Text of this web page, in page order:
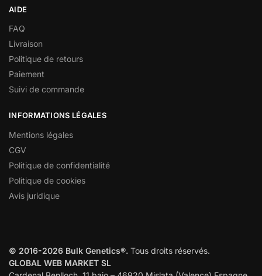
AIDE
FAQ
Livraison
Politique de retours
Paiement
Suivi de commande
INFORMATIONS LÉGALES
Mentions légales
CGV
Politique de confidentialité
Politique de cookies
Avis juridique
© 2016-2026 Bulk Genetics®. Tous droits réservés.
GLOBAL WEB MARKET SL